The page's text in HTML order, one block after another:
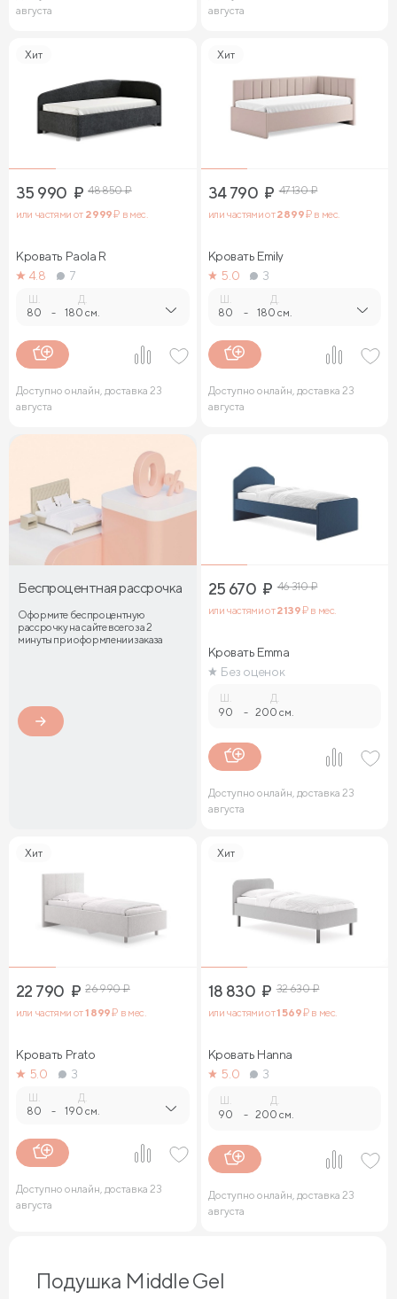
августа
августа
Хит
35 990 ₽ 48 850₽
или частями от 2 999₽ в мес.
Кровать Paola R
4.8
7
80 -
Д.
180 см.
Доступно онлайн, доставка 23
августа
Хит
34 790 ₽ 47 130₽
или частями от2 899₽ в мес.
Кровать Emily
5.0
3
80 -
Д.
180 см.
Доступно онлайн, доставка 23
августа
Беспроцентная рассрочка
Оформите беспроцентную
рассрочку на сайте всего за 2
минуты при оформлении заказа
25 670 ₽ 46 310₽
или частями от2 139₽ в мес.
Кровать Emma
Без оценок
90 -
Д.
200 см.
Доступно онлайн, доставка 23
августа
Хит
22 790 ₽ 26 990₽
или частями от1 899₽ в мес.
Кровать Prato
5.0
3
80 -
Д.
190 см.
Доступно онлайн, доставка 23
августа
Хит
18 830 ₽ 32 630₽
или частями от1 569₽ в мес.
Кровать Hanna
5.0
3
90 -
Д.
200 см.
Доступно онлайн, доставка 23
августа
Подушка Middle Gel